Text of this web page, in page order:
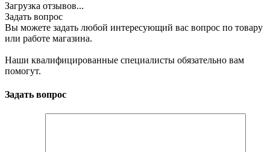
Загрузка отзывов...
Задать вопрос
Вы можете задать любой интересующий вас вопрос по товару
или работе магазина.
Наши квалифицированные специалисты обязательно вам
помогут.
Задать вопрос